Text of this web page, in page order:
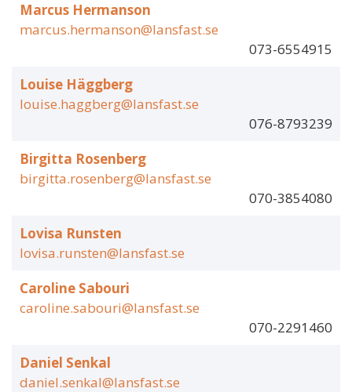
Marcus Hermanson
marcus.hermanson@lansfast.se
073-6554915
Louise Häggberg
louise.haggberg@lansfast.se
076-8793239
Birgitta Rosenberg
birgitta.rosenberg@lansfast.se
070-3854080
Lovisa Runsten
lovisa.runsten@lansfast.se
Caroline Sabouri
caroline.sabouri@lansfast.se
070-2291460
Daniel Senkal
daniel.senkal@lansfast.se